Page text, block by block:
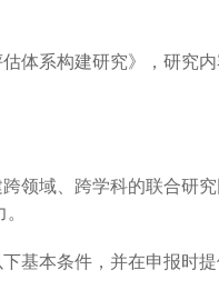
估体系构建研究》，研究
跨领域、跨学科的联合研
下基本条件，并在申报时